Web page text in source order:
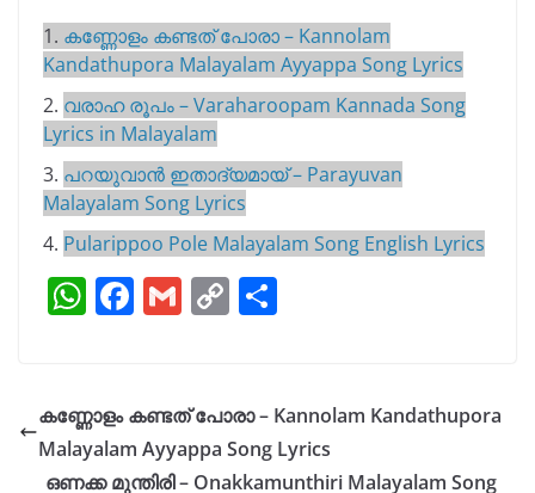
1. കണ്ണോളം കണ്ടത് പോരാ – Kannolam
Kandathupora Malayalam Ayyappa Song Lyrics
2. വരാഹ രൂപം – Varaharoopam Kannada Song
Lyrics in Malayalam
3. പറയുവാൻ ഇതാദ്യമായ് – Parayuvan
Malayalam Song Lyrics
4. Pularippoo Pole Malayalam Song English Lyrics
W
s
A
F
e
b
G
l
C
y
Li
e
കണ്ണോളം കണ്ടത് പോരാ – Kannolam Kandathupora
Malayalam Ayyappa Song Lyrics
ഒണക്ക മുന്തിരി – Onakkamunthiri Malayalam Song